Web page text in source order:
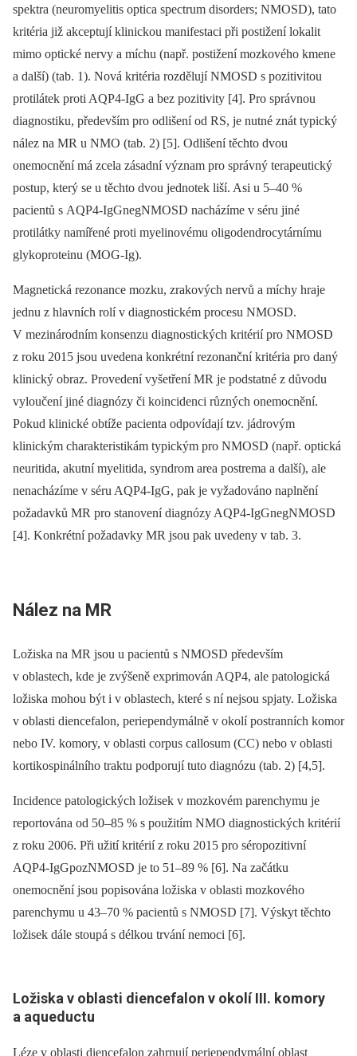
spektra (neuromyelitis optica spectrum disorders; NMOSD), tato
kritéria již akceptují klinickou manifestaci při postižení lokalit
mimo optické nervy a míchu (např. postižení mozkového kmene
a další) (tab. 1). Nová kritéria rozdělují NMOSD s pozitivitou
protilátek proti AQP4-IgG a bez pozitivity [4]. Pro správnou
diagnostiku, především pro odlišení od RS, je nutné znát typický
nález na MR u NMO (tab. 2) [5]. Odlišení těchto dvou
onemocnění má zcela zásadní význam pro správný terapeutický
postup, který se u těchto dvou jednotek liší. Asi u 5–40 %
pacientů s AQP4-IgGnegNMOSD nacházíme v séru jiné
protilátky namířené proti myelinovému oligodendrocytárnímu
glykoproteinu (MOG-Ig).
Magnetická rezonance mozku, zrakových nervů a míchy hraje
jednu z hlavních rolí v diagnostickém procesu NMOSD.
V mezinárodním konsenzu diagnostických kritérií pro NMOSD
z roku 2015 jsou uvedena konkrétní rezonanční kritéria pro daný
klinický obraz. Provedení vyšetření MR je podstatné z důvodu
vyloučení jiné diagnózy či koincidenci různých onemocnění.
Pokud klinické obtíže pacienta odpovídají tzv. jádrovým
klinickým charakteristikám typickým pro NMOSD (např. optická
neuritida, akutní myelitida, syndrom area postrema a další), ale
nenacházíme v séru AQP4-IgG, pak je vyžadováno naplnění
požadavků MR pro stanovení diagnózy AQP4-IgGnegNMOSD
[4]. Konkrétní požadavky MR jsou pak uvedeny v tab. 3.
Nález na MR
Ložiska na MR jsou u pacientů s NMOSD především
v oblastech, kde je zvýšeně exprimován AQP4, ale patologická
ložiska mohou být i v oblastech, které s ní nejsou spjaty. Ložiska
v oblasti diencefalon, periependymálně v okolí postranních komor
nebo IV. komory, v oblasti corpus callosum (CC) nebo v oblasti
kortikospinálního traktu podporují tuto diagnózu (tab. 2) [4,5].
Incidence patologických ložisek v mozkovém parenchymu je
reportována od 50–85 % s použitím NMO diagnostických kritérií
z roku 2006. Při užití kritérií z roku 2015 pro séropozitivní
AQP4-IgGpozNMOSD je to 51–89 % [6]. Na začátku
onemocnění jsou popisována ložiska v oblasti mozkového
parenchymu u 43–70 % pacientů s NMOSD [7]. Výskyt těchto
ložisek dále stoupá s délkou trvání nemoci [6].
Ložiska v oblasti diencefalon v okolí III. komory
a aqueductu
Léze v oblasti diencefalon zahrnují periependymální oblast